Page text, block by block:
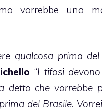
vorrebbe una
qualcosa prima
“I tifosi
detto che vorrebbe
del Brasile.